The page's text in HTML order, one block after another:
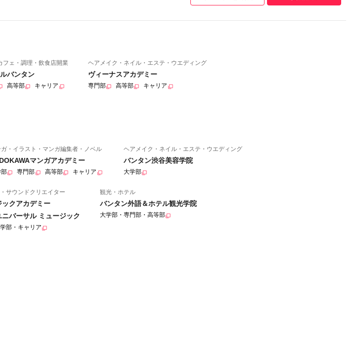
フェ・調理・飲食店開業
バンタン
高等部 キャリア
ヘアメイク・ネイル・エステ・ウエディング
ヴィーナスアカデミー
専門部 高等部 キャリア
ガ・イラスト・マンガ編集者・ノベル
マンガアカデミー
専門部 高等部 キャリア
ヘアメイク・ネイル・エステ・ウエディング
バンタン渋谷美容学院
大学部
サウンドクリエイター
クアカデミー
バーサル ミュージック
部・キャリア
観光・ホテル
バンタン外語＆ホテル観光学院
大学部・専門部・高等部